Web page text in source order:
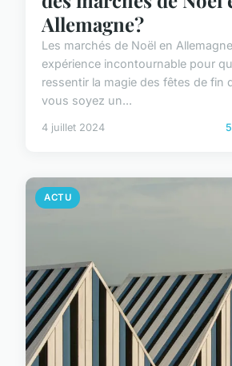
Allemagne?
Les marchés de Noël en
expérience incontournable pour
ressentir la magie des fêtes de fin
vous soyez un...
4 juillet 2024
ACTU